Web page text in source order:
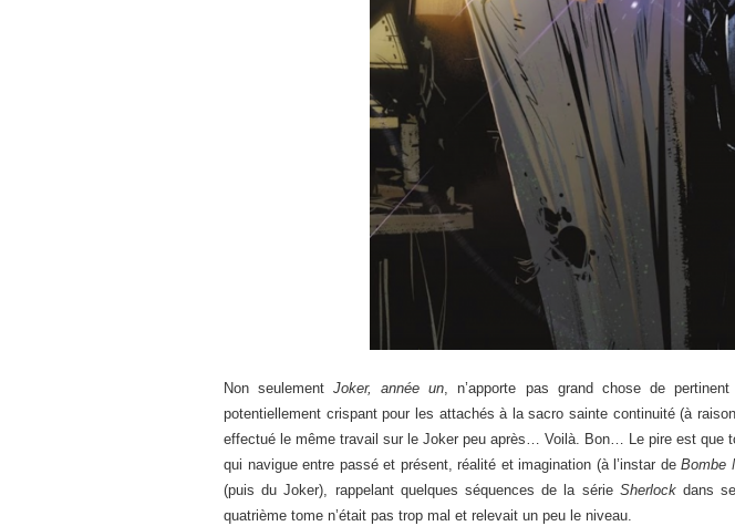
Non seulementJoker, année un, n’apporte pas grand chose de
potentiellement crispant pour les attachés à la sacro sainte continuité (à
effectué le même travail sur le Joker peu après… Voilà. Bon… Le pire est que
qui navigue entre passé et présent, réalité et imagination (à l’instar de Bombe
(puis du Joker), rappelant quelques séquences de la série Sherlockdans
quatrième tome n’était pas trop mal et relevait un peu le niveau.